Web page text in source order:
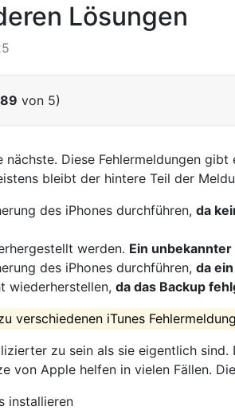
Lösungen
von 5)
Diese Fehlermeldungen
bleibt der hintere Teil der
des iPhones durchführen, da
werden. Ein
des iPhones durchführen, da
wiederherstellen, da das Backup
verschiedenen iTunes
zu sein als sie eigentlich
von Apple helfen in vielen Fällen.
installieren